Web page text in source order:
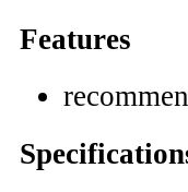
Features